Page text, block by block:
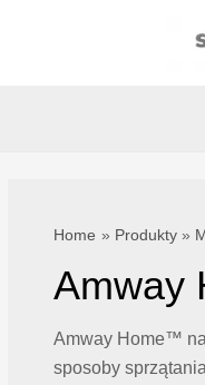
Home Produkty
Amway
Amway Home™
sposoby